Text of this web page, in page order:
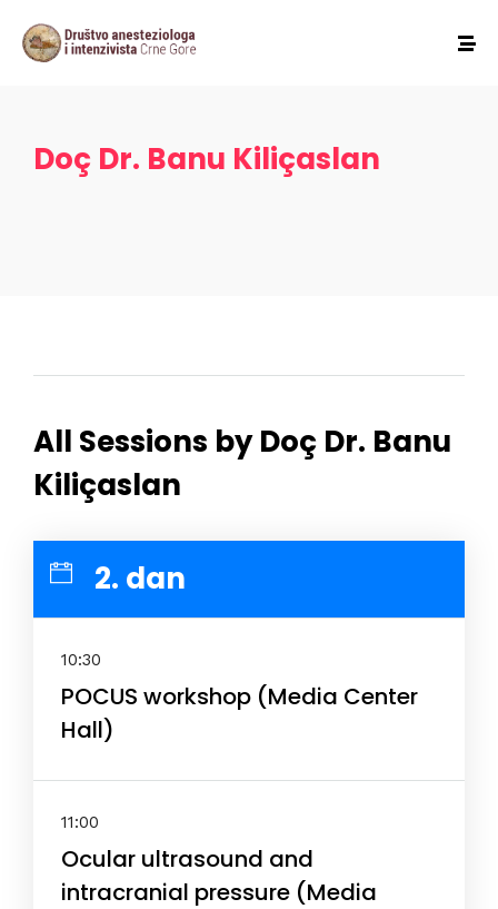
Doç Dr. Banu Kiliçaslan
All Sessions by Doç Dr. Banu
Kiliçaslan
2. dan
10:30
POCUS workshop (Media Center
Hall)
11:00
Ocular ultrasound and
intracranial pressure (Media